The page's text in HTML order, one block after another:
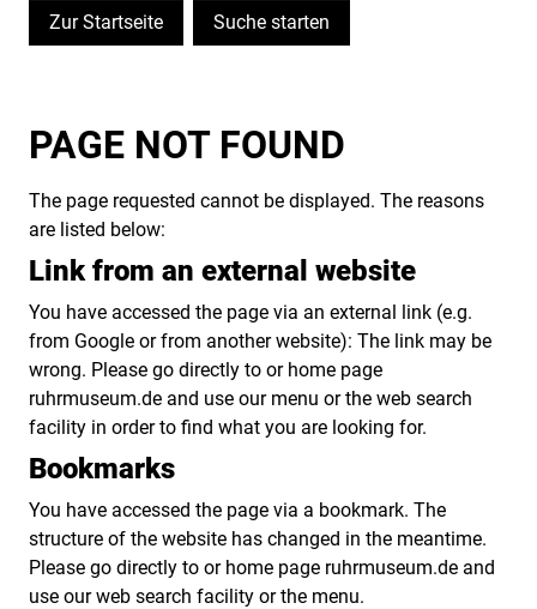
Zur Startseite Suche starten
PAGE NOT FOUND
The page requested cannot be displayed. The reasons
are listed below:
Link from an external website
You have accessed the page via an external link (e.g.
from Google or from another website): The link may be
wrong. Please go directly to or home page
ruhrmuseum.de and use our menu or the web search
facility in order to find what you are looking for.
Bookmarks
You have accessed the page via a bookmark. The
structure of the website has changed in the meantime.
Please go directly to or home page ruhrmuseum.de and
use our web search facility or the menu.